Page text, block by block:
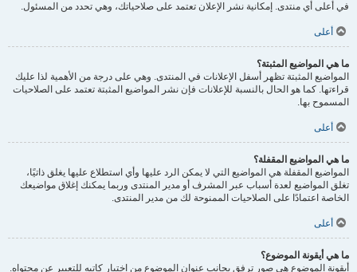
في أعلى أي منتدى. إمكانية نشر الإعلان تعتمد على صلاحياتك، وهي تحدد من المسئول.
أعلى
ما هي المواضيع المثبتة؟
المواضيع المثبتة تظهر أسفل الإعلانات في المنتدى. وهي على درجة من الأهمية لذا عليك
قراءتها. كما هو الحال بالنسبة للإعلانات فإن نشر المواضيع المثبتة تعتمد على الصلاحيات
المسموح بها.
أعلى
ما هي المواضيع المقفلة؟
المواضيع المقفلة هي المواضيع التي لا يمكن الرد عليها وأي استطلاع عليها يغلق ذاتيًا،
تغلق المواضيع لعدة أسباب عبر المشرف أو مدير المنتدى وربما يمكنك إغلاق مواضيعك
الخاصة اعتمادًا على الصلاحيات الممنوحة لك من مدير المنتدى.
أعلى
ما هي أيقونة الموضوع؟
أيقونة الموضوع هي صور ترفق بجانب عنوان الموضوع من اختيار كاتبه للتعبير عن محتواه.